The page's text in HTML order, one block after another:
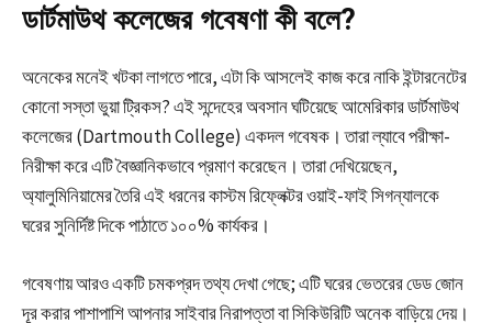
ডার্টমাউথ কলেজের গবেষণা কী বলে?
অনেকের মনেই খটকা লাগতে পারে, এটা কি আসলেই কাজ করে নাকি ইন্টারনেটের
কোনো সস্তা ভুয়া ট্রিকস? এই সন্দেহের অবসান ঘটিয়েছে আমেরিকার ডার্টমাউথ
কলেজের (Dartmouth College) একদল গবেষক। তারা ল্যাবে পরীক্ষা-
নিরীক্ষা করে এটি বৈজ্ঞানিকভাবে প্রমাণ করেছেন। তারা দেখিয়েছেন,
অ্যালুমিনিয়ামের তৈরি এই ধরনের কাস্টম রিফ্লেক্টর ওয়াই-ফাই সিগন্যালকে
ঘরের সুনির্দিষ্ট দিকে পাঠাতে ১০০% কার্যকর।
গবেষণায় আরও একটি চমকপ্রদ তথ্য দেখা গেছে; এটি ঘরের ভেতরের ডেড জোন
দূর করার পাশাপাশি আপনার সাইবার নিরাপত্তা বা সিকিউরিটি অনেক বাড়িয়ে দেয়।